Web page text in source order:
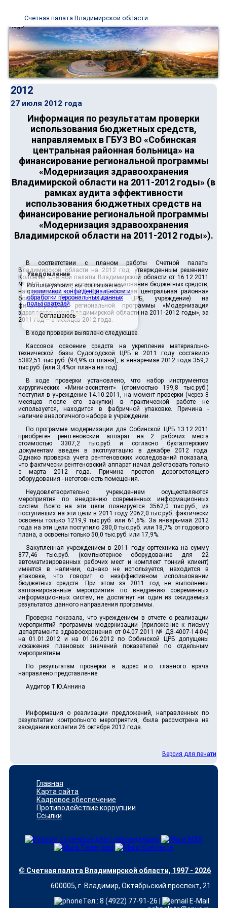
Счетная палата Владимирской области
2012
27 июля 2012 года
Информация по результатам проверки
использования бюджетных средств,
направляемых в ГБУЗ ВО «Собинская
центральная районная больница» на
финансирование региональной программы
«Модернизация здравоохранения
Владимирской области на 2011-2012 годы» (в
рамках аудита эффективности
использования бюджетных средств на
финансирование региональной программы
«Модернизация здравоохранения
Владимирской области на 2011-2012 годы»).
В соответствии с планом работы Счетной палаты
Владимирской области на 2012 год, утвержденным решением
Коллегии Счетной палаты Владимирской области от 16.12.2011
№ 24/9, проведена проверка использования бюджетных средств,
направляемых в ГБУЗ ВО «Собинская центральная районная
больница» (далее Собинская ЦРБ, учреждение) на
финансирование региональной программы «Модернизация
здравоохранения Владимирской области на 2011-2012 годы», за
2011 год – 5 месяцев 2012 года.
В ходе проверки выявлено следующее.
Кассовое освоение средств на укрепление материально-
технической базы Судогодской ЦРБ в 2011 году составило
5382,51 тыс.руб. (94,9% от плана), в январе-мае 2012 года 359,2
тыс.руб. (или 3,4%от плана на год).
В ходе проверки установлено, что набор инструментов
хирургических «Мини-ассистент» (стоимостью 199,8 тыс.руб.)
поступил в учреждение 14.10.2011, на момент проверки (через 8
месяцев после его закупки) в практической работе не
используется, находится в фабричной упаковке. Причина -
наличие аналогичного набора в учреждении.
По программе модернизации для Собинской ЦРБ 13.12.2011
приобретен рентгеновский аппарат на 2 рабочих места
стоимостью 3307,2 тыс.руб. и согласно бухгалтерским
документам введен в эксплуатацию в декабре 2012 года.
Однако проверка учета рентгеновских исследований показала,
что фактически рентгеновский аппарат начал действовать только
с марта 2012 года. Причина простоя дорогостоящего
оборудования - неготовность помещения.
Неудовлетворительно учреждением осуществляются
мероприятия по внедрению современных информационных
систем. Всего на эти цели планируется 3562,0 тыс.руб., из
поступивших на эти цели в 2011 году 2062,0 тыс.руб. фактически
освоены только 1219,9 тыс.руб. или 61,6%. За январь-май 2012
года на эти цели поступило 280,0 тыс.руб. или 18,7% от годового
плана, а освоены только 50,0 тыс.руб. или 17,9%.
Закупленная учреждением в 2011 году оргтехника на сумму
877,46 тыс.руб. (компьютерное оборудование для 22
автоматизированных рабочих мест и комплект тонкий клиент)
имеется в наличии, однако не используется, находится в
упаковке, что говорит о неэффективном использовании
бюджетных средств. При этом за 2011 год не выполнены
запланированные мероприятия по внедрению современных
информационных систем, не достигнут ни один из ожидаемых
результатов данного направления программы.
Проверка показала, что учреждением в отчете о реализации
мероприятий программы модернизации (приложение к письму
департамента здравоохранения от 04.07.2011 № ДЗ-4007-14-04)
на 01.01.2012 и на 01.06.2012 по Собинской ЦРБ допущены
искажения плановых значений показателей по отдельным
мероприятиям.
По результатам проверки в адрес и.о. главного врача
направлено представление.
Аудитор Т.Ю.Аннина
Информация о реализации предложений, направленных по
результатам контрольного мероприятия, была рассмотрена на
заседании коллегии 26 октября 2012 года.
Версия для печати
Главная
Карта сайта
Кадровое обеспечение
Противодействие коррупции
Ссылки
© Счетная палата Владимирской области, 1997 - 2026
600005, г. Владимир, Октябрьский проспект, 21
Тел.: 8 (4922) 77-91-26 |
E-Mail:
Уведомление
Используя сайт, вы соглашаетесь
сполитикой конфиденциальности и
обработки персональных данных
пользователей.
Соглашаюсь